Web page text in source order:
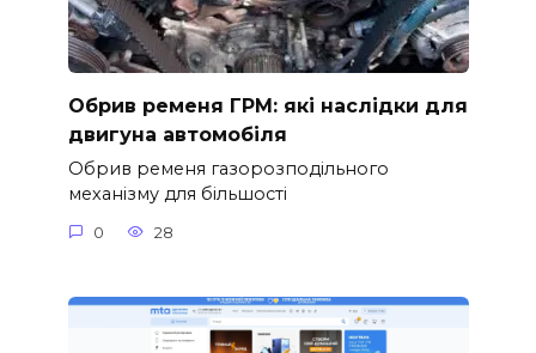
Обрив ременя ГРМ: які наслідки для
двигуна автомобіля
Обрив ременя газорозподільного
механізму для більшості
0 28